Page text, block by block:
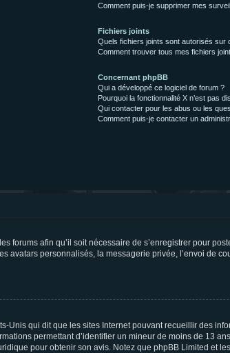
Comment puis-je supprimer mes
Fichiers joints
Quels fichiers joints sont autorisés sur
Comment trouver tous mes fichiers
Concernant phpBB
Qui a développé ce logiciel de forum ?
Pourquoi la fonctionnalité X n’est pas
Qui contacter pour les abus ou les
Comment puis-je contacter un
forums afin qu’il soit nécessaire de s’enregistrer pour
personnalisés, la messagerie privée, l’envoi de
Unis qui dit que les sites Internet pouvant recueillir des
permettant d’identifier un mineur de moins de 13
pour obtenir son avis. Notez que phpBB Limited et